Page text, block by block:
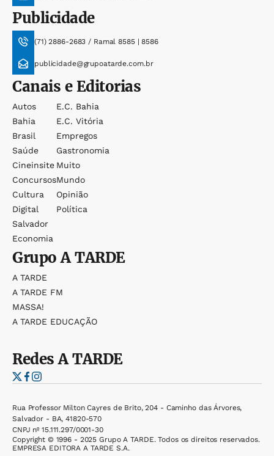
Publicidade
(71) 2886-2683 / Ramal 8585 | 8586
publicidade@grupoatarde.com.br
Canais e Editorias
Autos
Bahia
Brasil
Saúde
Cineinsite
Concursos
Cultura
Digital
Salvador
Economia
E.c. Bahia
E.c. Vitória
Empregos
Gastronomia
Muito
Mundo
Opinião
Política
GrupoA TARDE
A TARDE
A TARDE FM
MASSA!
A TARDE EDUCAÇÃO
RedesA TARDE
Rua Professor Milton Cayres de Brito, 204 - Caminho das Árvores,
Salvador - BA, 41820-570
CNPJ nº 15.111.297/0001-30
Copyright © 1996 - 2025 Grupo A TARDE. Todos os direitos reservados.
EMPRESA EDITORA A TARDE S.A.